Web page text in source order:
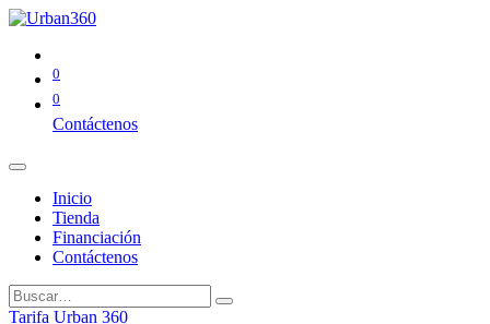
0
0
Contáctenos
Inicio
Tienda
Financiación
Contáctenos
Tarifa Urban 360